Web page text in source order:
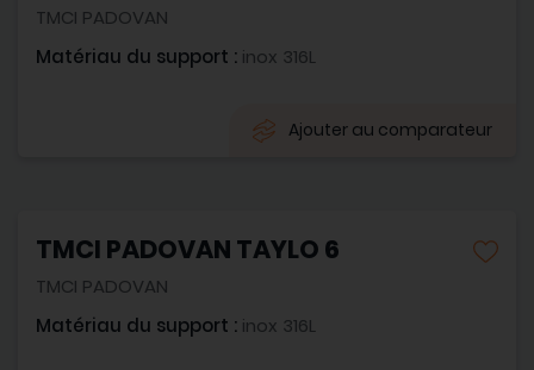
TMCI PADOVAN
Matériau du support : inox 316L
Ajouter au comparateur
TMCI PADOVAN TAYLO 6
TMCI PADOVAN
Matériau du support : inox 316L